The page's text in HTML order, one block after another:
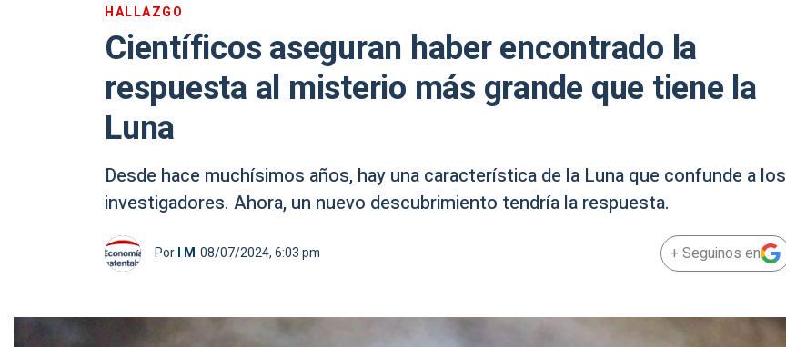
HALLAZGO
Científicos aseguran haber encontrado la
respuesta al misterio más grande que tiene la
Luna
Desde hace muchísimos años, hay una característica de la Luna que confunde a los
investigadores. Ahora, un nuevo descubrimiento tendría la respuesta.
PorI M 08/07/2024, 6:03 pm + Seguinos en